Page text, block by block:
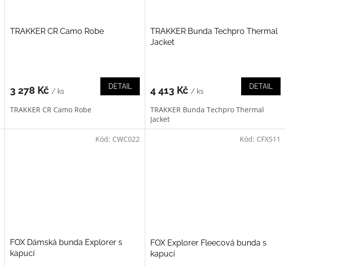
TRAKKER CR Camo Robe
3 278 Kč / ks
DETAIL
TRAKKER CR Camo Robe
TRAKKER Bunda Techpro Thermal
Jacket
4 413 Kč / ks
DETAIL
TRAKKER Bunda Techpro Thermal
Jacket
FOX Dámská bunda Explorer s
kapucí
Kód: CWC022
FOX Explorer Fleecová bunda s
kapucí
Kód: CFX511